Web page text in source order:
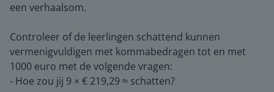
een verhaalsom.
Controleer of de leerlingen schattend kunnen
vermenigvuldigen met kommabedragen tot en met
1000 euro met de volgende vragen:
- Hoe zou jij 9 × € 219,29 ≈ schatten?